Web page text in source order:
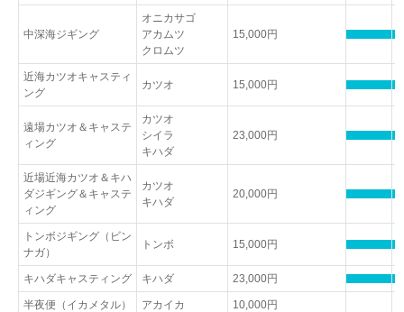
中深海ジギング
オニカサゴ
アカムツ
クロムツ
15,000円
近海カツオキャスティ
ング
カツオ 15,000円
遠場カツオ＆キャステ
ィング
カツオ
シイラ
キハダ
23,000円
近場近海カツオ＆キハ
ダジギング＆キャステ
ィング
カツオ
キハダ
20,000円
トンボジギング（ビン
ナガ）
トンボ 15,000円
キハダキャスティング キハダ 23,000円
半夜便（イカメタル） アカイカ 10,000円